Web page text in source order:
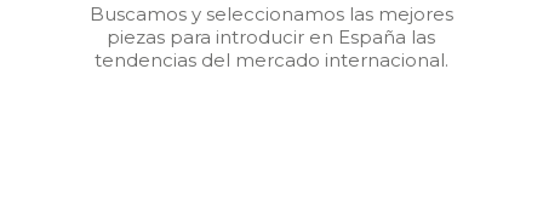
Buscamos y seleccionamos las mejores
piezas para introducir en España las
tendencias del mercado internacional.